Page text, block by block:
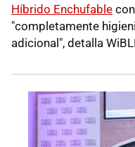
Híbrido Enchufable
"completamente
adicional", detalla